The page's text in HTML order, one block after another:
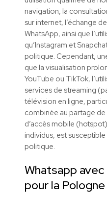
navigation, la
sur internet, l’échange
WhatsApp, ainsi que
qu’Instagram et
politique. Cependant,
que la visualisation
YouTube ou TikTok,
services de streaming
télévision en ligne,
combinée au partage
d’accès mobile
individus, est
politique.
Whatsapp
pour la Pologne